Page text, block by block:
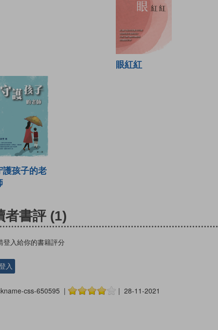
眼紅紅
護孩子的老
者書評 (1)
登入給你的書籍評分
入
css-650595 | | 28-11-2021